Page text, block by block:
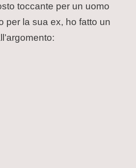
toccante per un uomo
per la sua ex, ho fatto un